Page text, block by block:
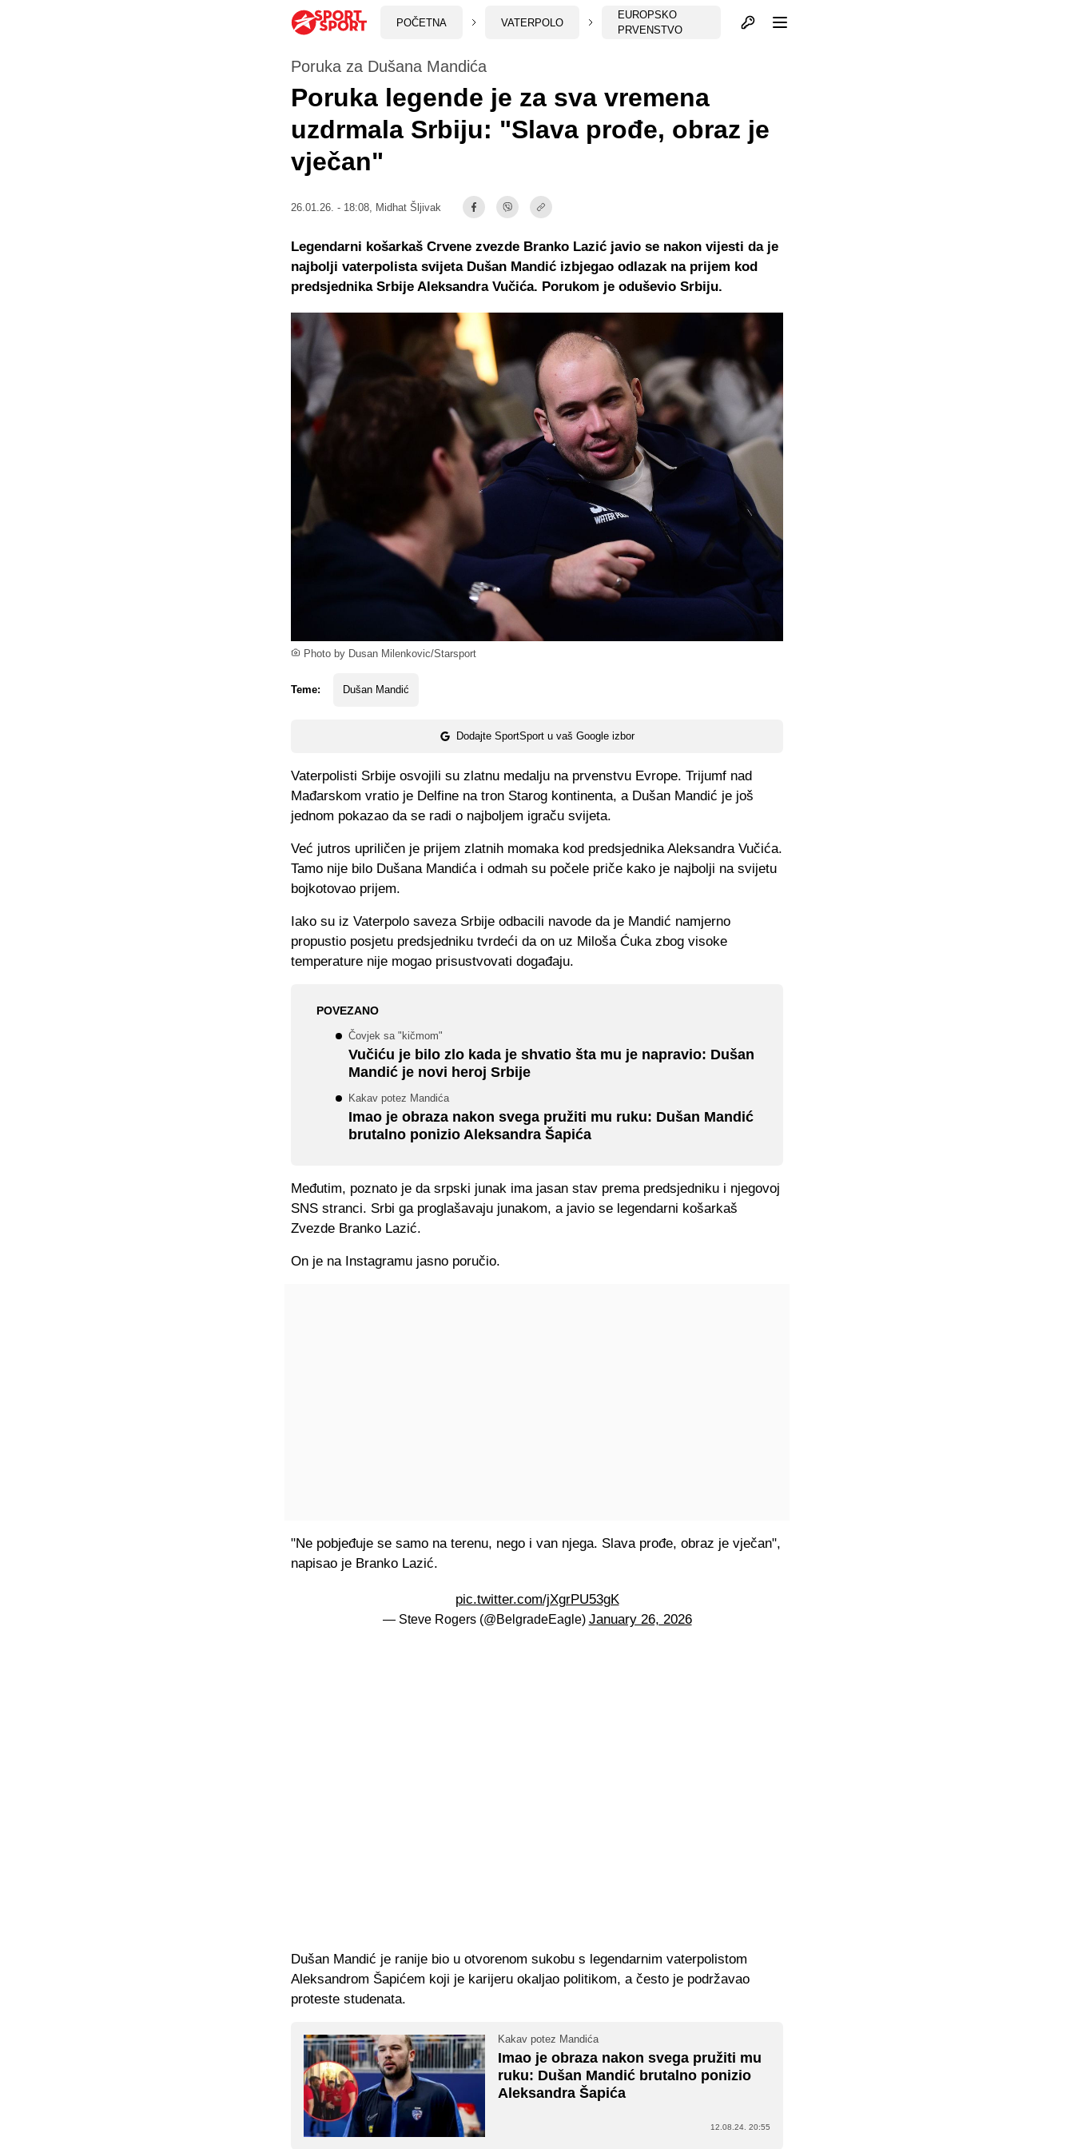
POČETNA VATERPOLO
EUROPSKO
PRVENSTVO
Otvori profil
Photo by Dusan Milenkovic/Starsport
Poruka za Dušana Mandića
Poruka legende je za sva vremena
uzdrmala Srbiju: "Slava prođe, obraz je
vječan"
26.01.26. - 18:08, Midhat Šljivak
Teme: Dušan Mandić
Dodajte SportSport u vaš Google izbor
Legendarni košarkaš Crvene zvezde Branko Lazić javio se nakon vijesti da je
najbolji vaterpolista svijeta Dušan Mandić izbjegao odlazak na prijem kod
predsjednika Srbije Aleksandra Vučića. Porukom je oduševio Srbiju.
Vaterpolisti Srbije osvojili su zlatnu medalju na prvenstvu Evrope. Trijumf nad
Mađarskom vratio je Delfine na tron Starog kontinenta, a Dušan Mandić je još
jednom pokazao da se radi o najboljem igraču svijeta.
Već jutros upriličen je prijem zlatnih momaka kod predsjednika Aleksandra Vučića.
Tamo nije bilo Dušana Mandića i odmah su počele priče kako je najbolji na svijetu
bojkotovao prijem.
Iako su iz Vaterpolo saveza Srbije odbacili navode da je Mandić namjerno
propustio posjetu predsjedniku tvrdeći da on uz Miloša Ćuka zbog visoke
temperature nije mogao prisustvovati događaju.
POVEZANO
Čovjek sa "kičmom"
Vučiću je bilo zlo kada je shvatio šta mu je napravio: Dušan
Mandić je novi heroj Srbije
Kakav potez Mandića
Imao je obraza nakon svega pružiti mu ruku: Dušan Mandić
brutalno ponizio Aleksandra Šapića
Međutim, poznato je da srpski junak ima jasan stav prema predsjedniku i njegovoj
SNS stranci. Srbi ga proglašavaju junakom, a javio se legendarni košarkaš
Zvezde Branko Lazić.
On je na Instagramu jasno poručio.
"Ne pobjeđuje se samo na terenu, nego i van njega. Slava prođe, obraz je vječan",
napisao je Branko Lazić.
pic.twitter.com/jXgrPU53gK
— Steve Rogers (@BelgradeEagle) January 26, 2026
Dušan Mandić je ranije bio u otvorenom sukobu s legendarnim vaterpolistom
Aleksandrom Šapićem koji je karijeru okaljao politikom, a često je podržavao
proteste studenata.
Kakav potez Mandića
Imao je obraza nakon svega pružiti mu
ruku: Dušan Mandić brutalno ponizio
Aleksandra Šapića
12.08.24. 20:55